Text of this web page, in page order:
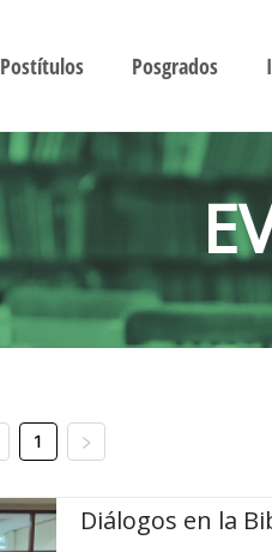
Postítulos Posgrados
1
Diálogos en la